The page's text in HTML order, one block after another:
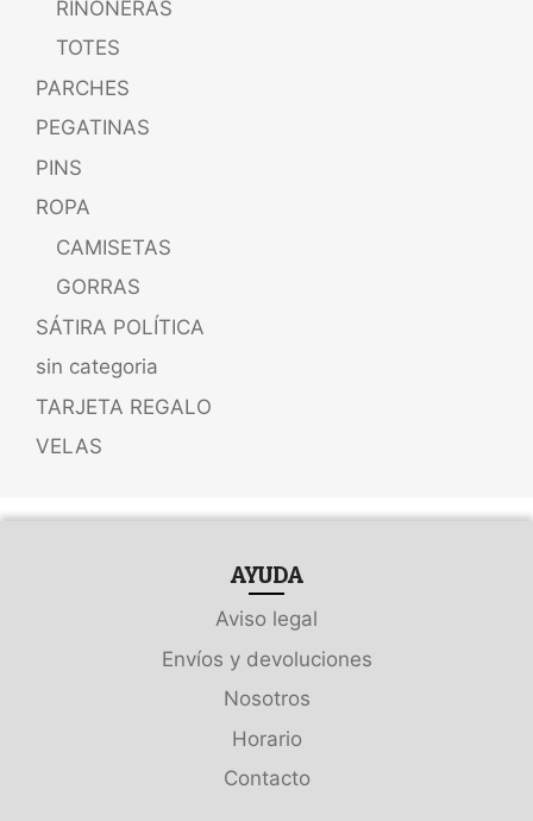
RIÑONERAS
TOTES
PARCHES
PEGATINAS
PINS
ROPA
CAMISETAS
GORRAS
SÁTIRA POLÍTICA
sin categoria
TARJETA REGALO
VELAS
AYUDA
Aviso legal
Envíos y devoluciones
Nosotros
Horario
Contacto